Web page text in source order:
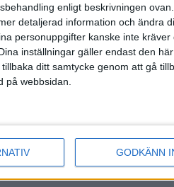
enligt beskrivningen
detaljerad information och ändra
personuppgifter kanske inte
inställningar gäller endast den
ditt samtycke genom att gå
på webbsidan.
GODKÄNN
månad
för sent. -
extra
Malmö AI